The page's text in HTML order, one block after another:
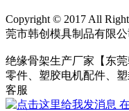
Copyright © 2017 All
莞市韩创模具制品有限
绝缘骨架生产厂家【东
零件、塑胶电机配件、
客服